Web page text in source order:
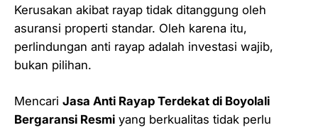
Kerusakan akibat rayap tidak ditanggung oleh
asuransi properti standar. Oleh karena itu,
perlindungan anti rayap adalah investasi wajib,
bukan pilihan.
Mencari Jasa Anti Rayap Terdekat di Boyolali
Bergaransi Resmi yang berkualitas tidak perlu